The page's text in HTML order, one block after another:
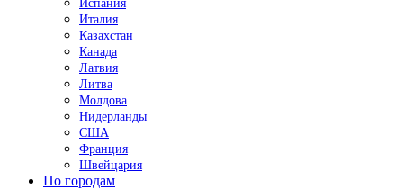
Испания
Италия
Казахстан
Канада
Латвия
Литва
Молдова
Нидерланды
США
Франция
Швейцария
По городам